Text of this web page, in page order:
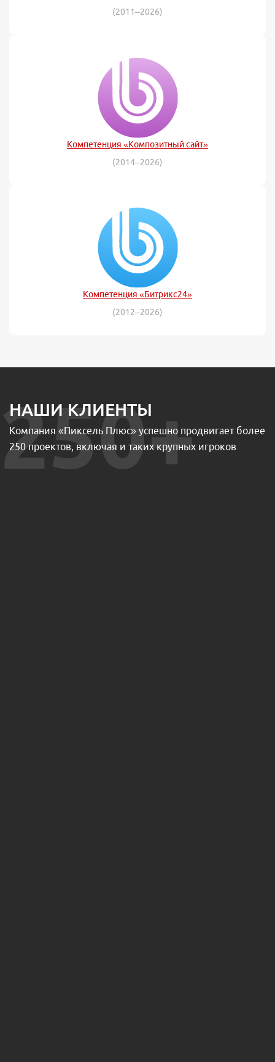
(2011–2026)
Компетенция «Композитный сайт»
(2014–2026)
Компетенция «Битрикс24»
(2012–2026)
250+
НАШИ КЛИЕНТЫ
Компания «Пиксель Плюс» успешно продвигает более
250 проектов, включая и таких крупных игроков